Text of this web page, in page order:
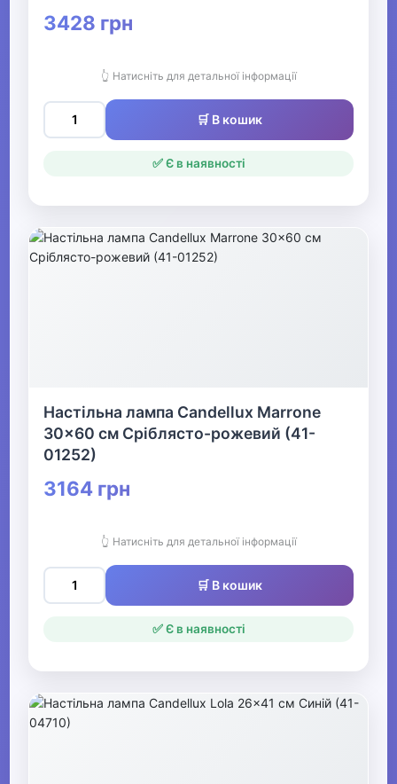
3428 грн
👆 Натисніть для детальної інформації
🛒 В кошик
✅ Є в наявності
Настільна лампа Candellux Marrone
30x60 см Сріблясто-рожевий (41-
01252)
3164 грн
👆 Натисніть для детальної інформації
🛒 В кошик
✅ Є в наявності